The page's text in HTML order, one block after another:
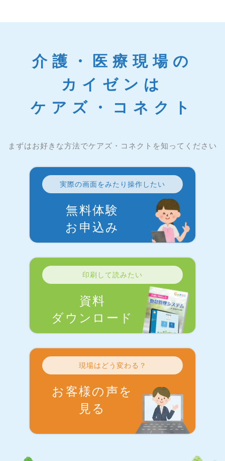
介護・医療現場の
カイゼンは
ケアズ・コネクト
まずはお好きな方法でケアズ・コネクトを知ってください
実際の画面をみたり操作したい
無料体験
お申込み
印刷して読みたい
資料
ダウンロード
現場はどう変わる？
お客様の声を
見る